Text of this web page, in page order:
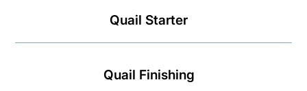
Quail Starter
Quail Finishing